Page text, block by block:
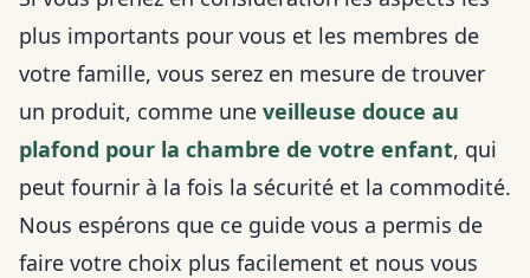
plus importants pour vous et les membres de
votre famille, vous serez en mesure de trouver
un produit, comme une veilleuse douce au
plafond pour la chambre de votre enfant, qui
peut fournir à la fois la sécurité et la commodité.
Nous espérons que ce guide vous a permis de
faire votre choix plus facilement et nous vous